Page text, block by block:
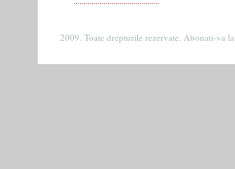
2009. Toate drepturile rezervate. Abonati-va la